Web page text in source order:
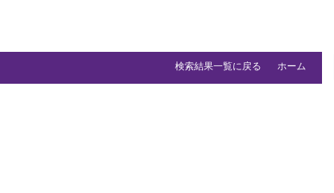
検索結果一覧に戻る ホーム